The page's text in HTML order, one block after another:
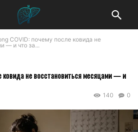
COVID: почему после ковида не
— и что за...
ковида не восстановиться месяцами — и
0
140